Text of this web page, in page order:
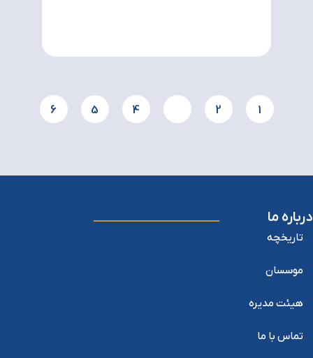
1
2
4
5
6
درباره ما
تاریخچه
موسسان
هیئت مدیره
تماس با ما